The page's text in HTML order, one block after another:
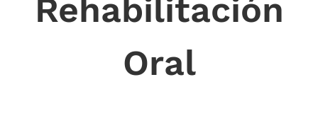
Rehabilitación
Oral